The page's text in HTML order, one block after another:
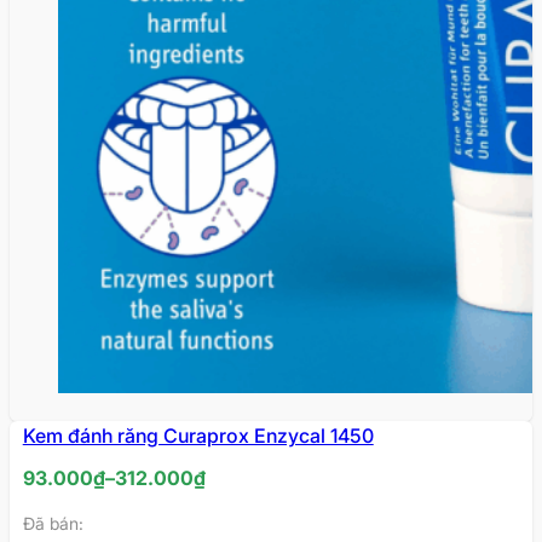
Kem đánh răng Curaprox Enzycal 1450
93.000₫–312.000₫
Khoảng
Đã bán: